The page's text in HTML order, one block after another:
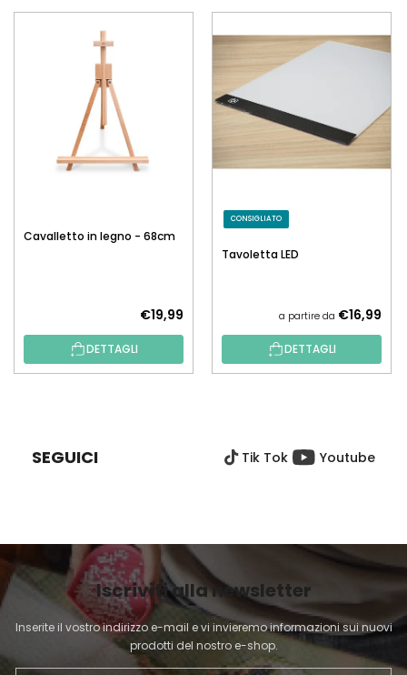
Cavalletto in legno - 68cm
€19,99
DETTAGLI
CONSIGLIATO
Tavoletta LED
a partire da €16,99
DETTAGLI
G
N
SEGUICI Tik Tok Youtube
Iscriviti alla newsletter
Inserite il vostro indirizzo e-mail e vi invieremo informazioni sui nuovi
prodotti del nostro e-shop.